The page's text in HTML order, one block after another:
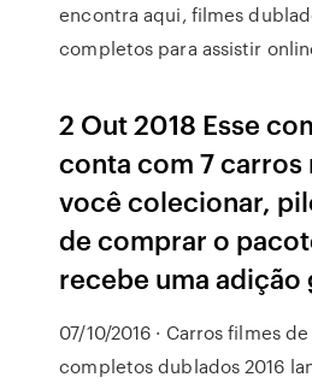
encontra aqui, filmes
completos para assistir
2 Out 2018 Esse
conta com 7 carros
você colecionar,
de comprar o
recebe uma adição
07/10/2016 · Carros filmes
completos dublados 2016